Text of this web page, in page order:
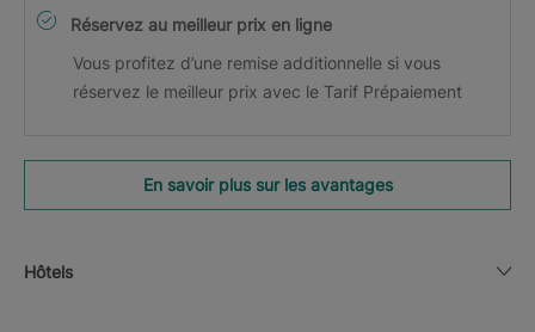
Réservez au meilleur prix en ligne
Vous profitez d’une remise additionnelle si vous
réservez le meilleur prix avec le Tarif Prépaiement
En savoir plus sur les avantages
Hôtels